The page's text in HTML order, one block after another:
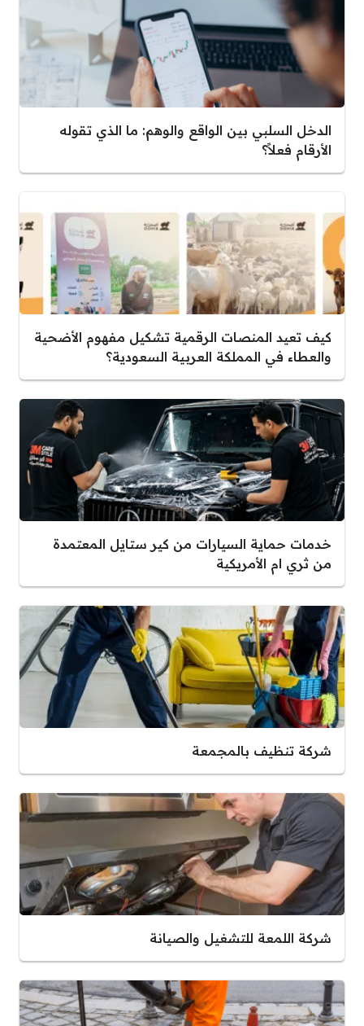
الدخل السلبي بين الواقع والوهم: ما الذي تقوله
الأرقام فعلاً؟
كيف تعيد المنصات الرقمية تشكيل مفهوم الأضحية
والعطاء في المملكة العربية السعودية؟
خدمات حماية السيارات من كير ستايل المعتمدة
من ثري ام الأمريكية
شركة تنظيف بالمجمعة
شركة اللمعة للتشغيل والصيانة